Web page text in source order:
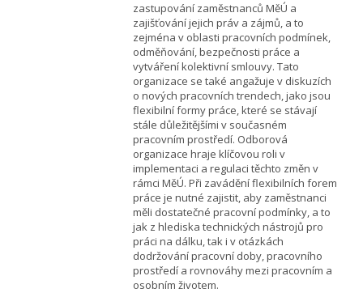
zastupování zaměstnanců MěÚ a
zajišťování jejich práv a zájmů, a to
zejména v oblasti pracovních podmínek,
odměňování, bezpečnosti práce a
vytváření kolektivní smlouvy. Tato
organizace se také angažuje v diskuzích
o nových pracovních trendech, jako jsou
flexibilní formy práce, které se stávají
stále důležitějšími v současném
pracovním prostředí. Odborová
organizace hraje klíčovou roli v
implementaci a regulaci těchto změn v
rámci MěÚ. Při zavádění flexibilních forem
práce je nutné zajistit, aby zaměstnanci
měli dostatečné pracovní podmínky, a to
jak z hlediska technických nástrojů pro
práci na dálku, tak i v otázkách
dodržování pracovní doby, pracovního
prostředí a rovnováhy mezi pracovním a
osobním životem.